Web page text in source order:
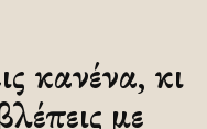
κανένα, κι
με